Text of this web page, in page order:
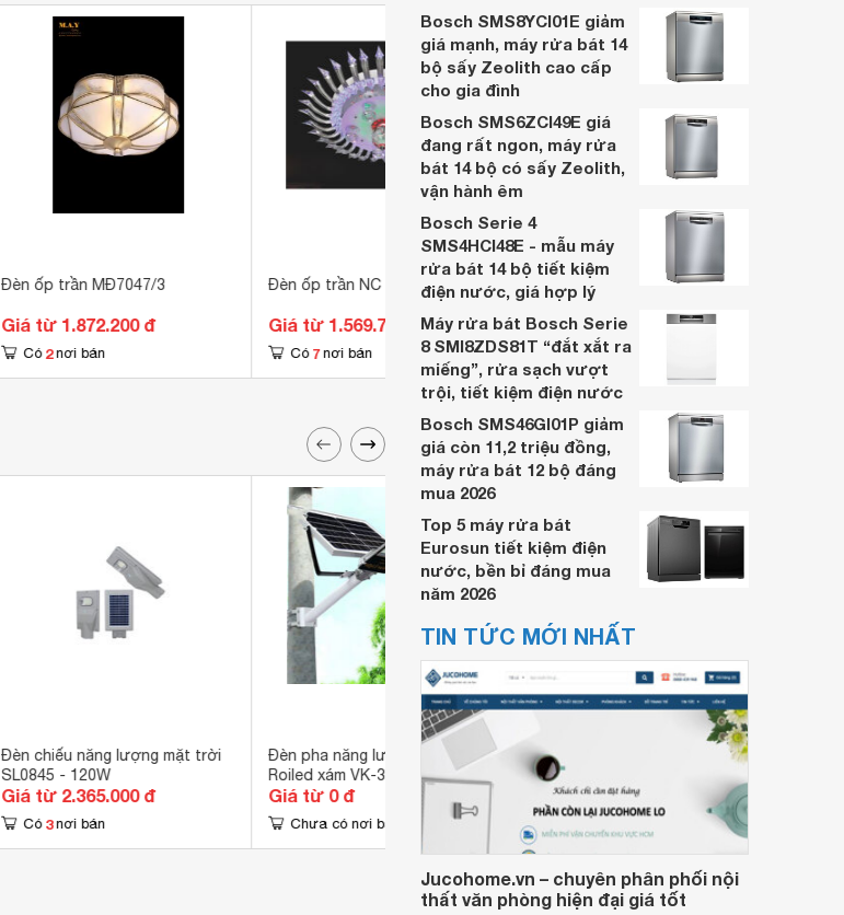
Đèn ốp trần MĐ7047/3
Giá từ 1.872.200 đ
Có 2 nơi bán
Đèn ốp trần NC 2140
Giá từ 1.569.700 đ
Có 7 nơi bán
Đèn mâm Led ML-8475
Giá từ 2.849.000 đ
Có 2 nơi bán
Đèn chiếu năng lượng mặt trời
SL0845 - 120W
Giá từ 2.365.000 đ
Có 3 nơi bán
Đèn pha năng lượng mặt trời
Roiled xám VK-389E 120W
Giá từ 0 đ
Chưa có nơi bán
Đèn đường năng lượng mặt trời
NLLT 120W
Giá từ 1.857.900 đ
nơi bán
Bosch SMS8YCI01E giảm
giá mạnh, máy rửa bát 14
bộ sấy Zeolith cao cấp
cho gia đình
Bosch SMS6ZCI49E giá
đang rất ngon, máy rửa
bát 14 bộ có sấy Zeolith,
vận hành êm
Bosch Serie 4
SMS4HCI48E - mẫu máy
rửa bát 14 bộ tiết kiệm
điện nước, giá hợp lý
Máy rửa bát Bosch Serie
8 SMI8ZDS81T “đắt xắt ra
miếng”, rửa sạch vượt
trội, tiết kiệm điện nước
Bosch SMS46GI01P giảm
giá còn 11,2 triệu đồng,
máy rửa bát 12 bộ đáng
mua 2026
Top 5 máy rửa bát
Eurosun tiết kiệm điện
nước, bền bỉ đáng mua
năm 2026
TIN TỨC MỚI NHẤT
Jucohome.vn – chuyên phân phối nội
thất văn phòng hiện đại giá tốt